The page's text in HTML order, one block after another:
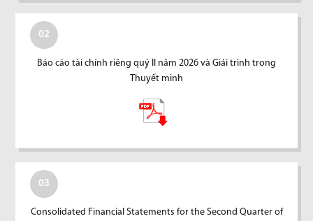
02
Báo cáo tài chính riêng quý II năm 2026 và Giải trình trong
Thuyết minh
03
Consolidated Financial Statements for the Second Quarter of